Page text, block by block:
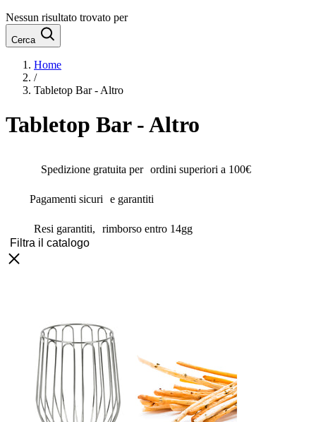
Nessun risultato trovato per
Cerca
Home
/
Tabletop Bar - Altro
Tabletop Bar - Altro
Spedizione gratuita per ordini superiori a 100€
Pagamenti sicuri e garantiti
Resi garantiti, rimborso entro 14gg
Filtra il catalogo